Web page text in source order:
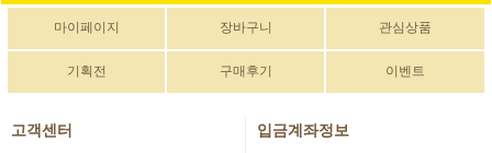
마이페이지 장바구니 관심상품
기획전 구매후기 이벤트
고객센터 입금계좌정보